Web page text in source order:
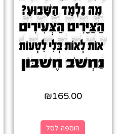
₪165.00
הוספה לסל